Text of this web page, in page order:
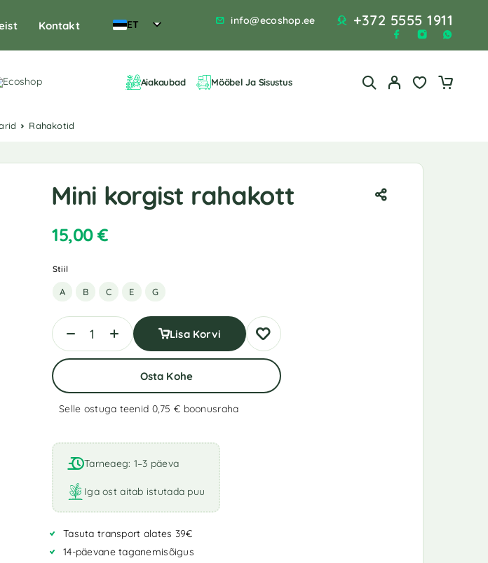
Kontakt ET info@ecoshop.ee +372 5555 1911
Aiakaubad Mööbel Ja Sisustus
Rahakotid
Mini korgist rahakott
15,00€
Stiil
A B C E G
Lisa Korvi
Osta Kohe
Selle ostuga teenid 0,75 € boonusraha
l
t
e
r
n
t
i
Tarneaeg: 1–3 päeva
Iga ost aitab istutada puu
Tasuta transport alates 39€
14-päevane taganemisõigus